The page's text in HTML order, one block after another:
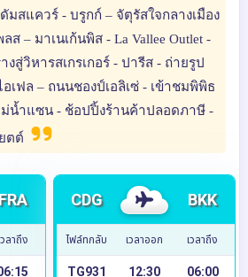
มสแควร์ - บรูกก์ – จัตุรัสใจกลางเมือง
ส – มาเนเก้นพิส - La Vallee Outlet -
งสู่วิหารสเกรเกอร์ - ปารีส - ถ่ายรูป
เฟล – ถนนชองป์เอลิเซ่ - เข้าชมพิพิธ
น้ำแซน - ช้อปปิ้งร้านค้าปลอดภาษี -
ตต์
FRA
วลาถึง
CDG BKK
ไฟล์ทกลับ เวลาออก เวลาถึง
TG931 12:30 06:00